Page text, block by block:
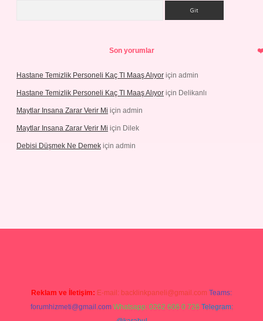
Son yorumlar
Hastane Temizlik Personeli Kaç Tl Maaş Alıyor için admin
Hastane Temizlik Personeli Kaç Tl Maaş Alıyor için Delikanlı
Maytlar Insana Zarar Verir Mi için admin
Maytlar Insana Zarar Verir Mi için Dilek
Debisi Düşmek Ne Demek için admin
Reklam ve İletişim: E-mail: backlinkpaneli@gmail.com Teams:
forumhizmeti@gmail.com Whatsapp: 0262 606 0 726 Telegram: